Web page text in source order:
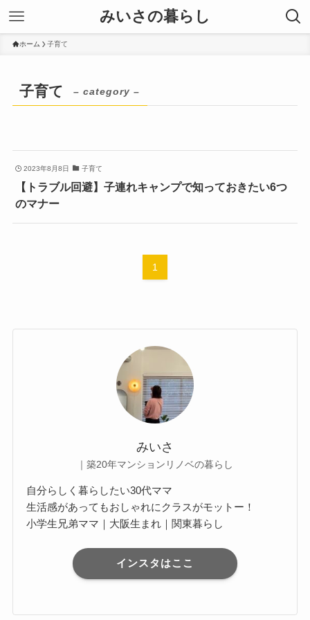
みいさの暮らし
ホーム 子育て
子育て – category –
2023年8月8日 子育て
【トラブル回避】子連れキャンプで知っておきたい6つ
のマナー
1
みいさ
｜築20年マンションリノベの暮らし
自分らしく暮らしたい30代ママ
生活感があってもおしゃれにクラスがモットー！
小学生兄弟ママ｜大阪生まれ｜関東暮らし
インスタはここ